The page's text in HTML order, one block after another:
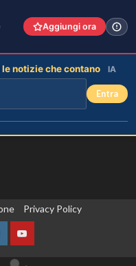
Privacy Policy
YouTube
Aggiungi ora
notizie che contano IA
Entra